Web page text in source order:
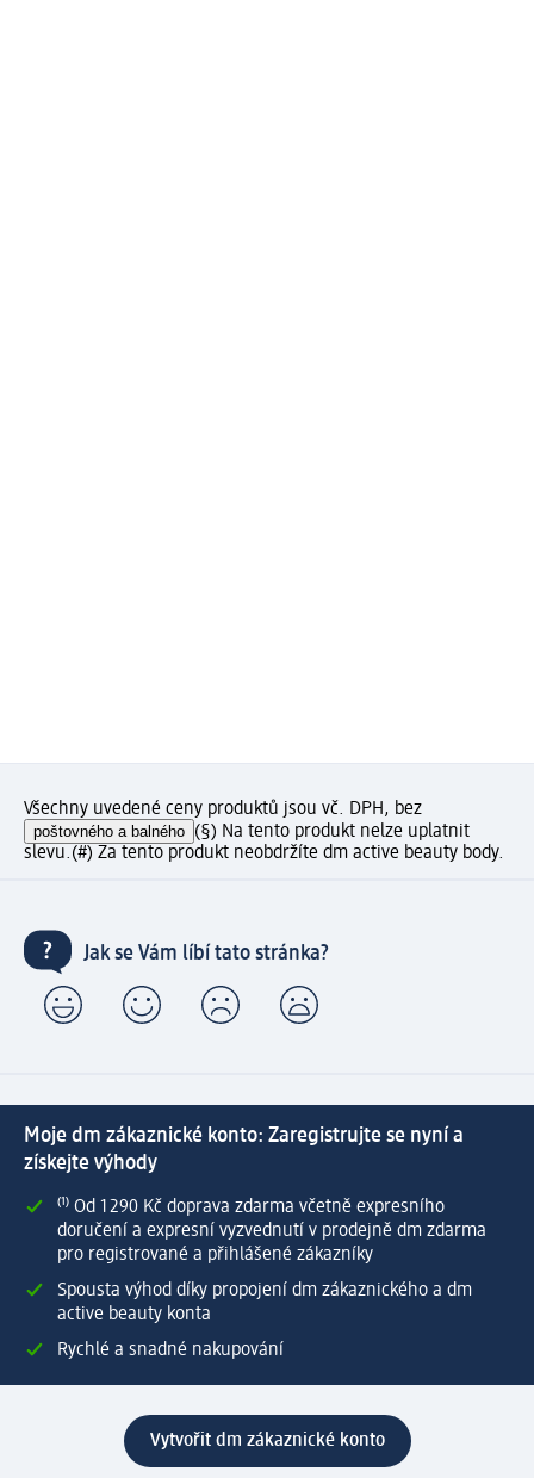
Všechny uvedené ceny produktů jsou vč. DPH, bez
poštovného a balného (§) Na tento produkt nelze uplatnit
slevu.(#) Za tento produkt neobdržíte dm active beauty body.
Jak se Vám líbí tato stránka?
Moje dm zákaznické konto: Zaregistrujte se nyní a
získejte výhody
⁽¹⁾ Od 1 290 Kč doprava zdarma včetně expresního
doručení a expresní vyzvednutí v prodejně dm zdarma
pro registrované a přihlášené zákazníky
Spousta výhod díky propojení dm zákaznického a dm
active beauty konta
Rychlé a snadné nakupování
Vytvořit dm zákaznické konto